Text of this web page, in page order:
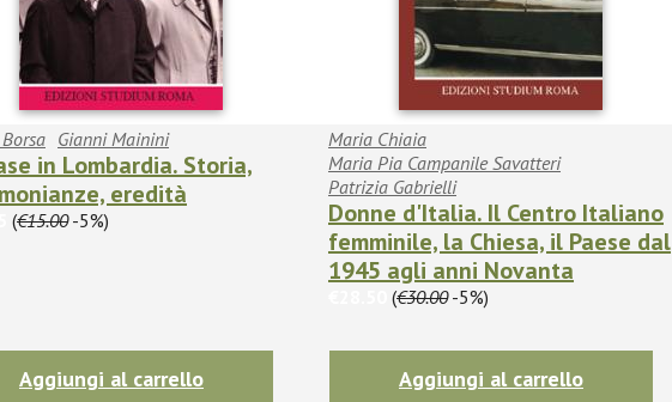
Gianni Mainini
in Lombardia. Storia,
eredità
(€15.00-5%)
Aggiungi al carrello
Maria Chiaia
Maria Pia Campanile Savatteri
Patrizia Gabrielli
Donne d'Italia. Il Centro Italiano
femminile, la Chiesa, il Paese dal
1945 agli anni Novanta
(€30.00-5%)
Aggiungi al carrello